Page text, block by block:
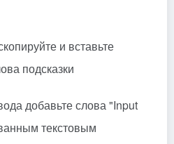
и вставьте
подсказки
добавьте слова "Input
текстовым